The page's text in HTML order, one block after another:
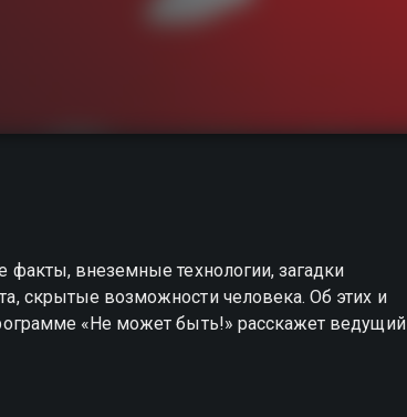
факты, внеземные технологии, загадки
скрытые возможности человека. Об этих и
«Не может быть!» расскажет ведущий
совершенно бесплатно в хорошем HD